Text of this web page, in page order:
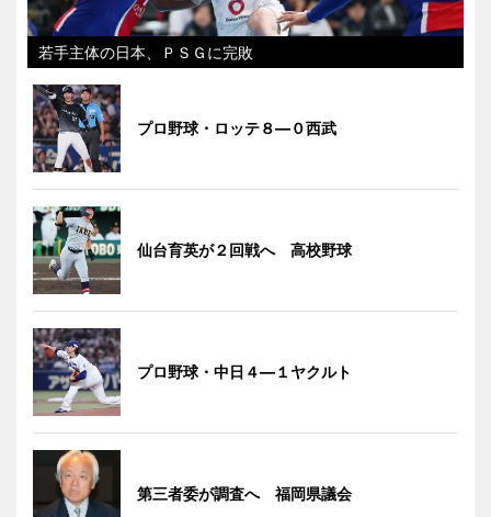
若手主体の日本、ＰＳＧに完敗
プロ野球・ロッテ８―０西武
仙台育英が２回戦へ 高校野球
プロ野球・中日４―１ヤクルト
第三者委が調査へ 福岡県議会